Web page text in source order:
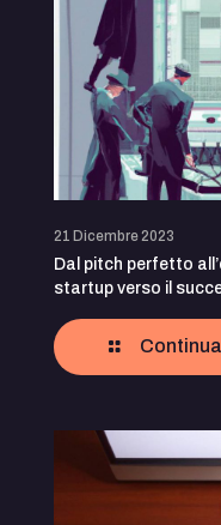
21 Dicembre 2023
Dal pitch perfetto
startup verso il